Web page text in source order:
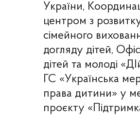
України,
центром з
сімейного
догляду дітей,
дітей та молоді
ГС «Українська
права дитини» у
проєкту